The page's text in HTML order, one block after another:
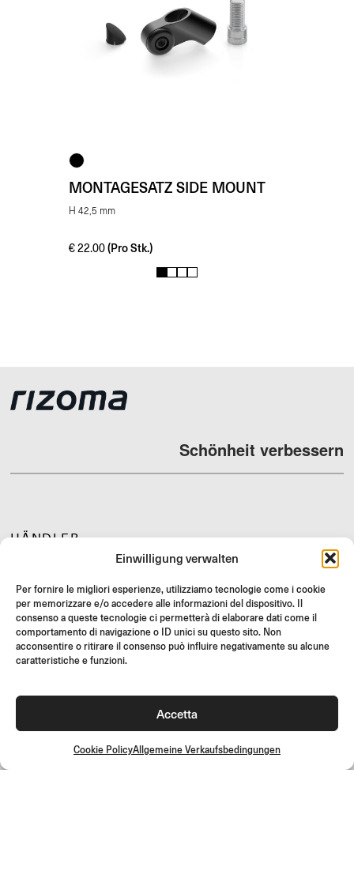
Einwilligung verwalten
Per fornire le migliori esperienze, utilizziamo tecnologie come i cookie
per memorizzare e/o accedere alle informazioni del dispositivo. Il
consenso a queste tecnologie ci permetterà di elaborare dati come il
comportamento di navigazione o ID unici su questo sito. Non
acconsentire o ritirare il consenso può influire negativamente su alcune
caratteristiche e funzioni.
Accetta
Cookie PolicyAllgemeine Verkaufsbedingungen
MONTAGESATZ SIDE MOUNT
H 42,5 mm
€22.00 (Pro Stk.)
1 2 3 4
Schönheit verbessern
HÄNDLER
SUPPORT & FAQ
RÜCKGABE
MONTAGEANLEITUNG
GIFT CARD
LIMITIERTE ANGEBOTE
Werde Teil der Rizoma-Community und erhalte Zugang zu
exklusiven Inhalten und Sonderangeboten!
Registrieren